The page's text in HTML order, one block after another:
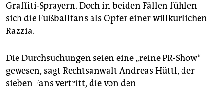
Graffiti-Sprayern. Doch in beiden Fällen fühlen
sich die Fußballfans als Opfer einer willkürlichen
Razzia.
Die Durchsuchungen seien eine „reine PR-Show“
gewesen, sagt Rechtsanwalt An­dreas Hüttl, der
sieben Fans vertritt, die von den